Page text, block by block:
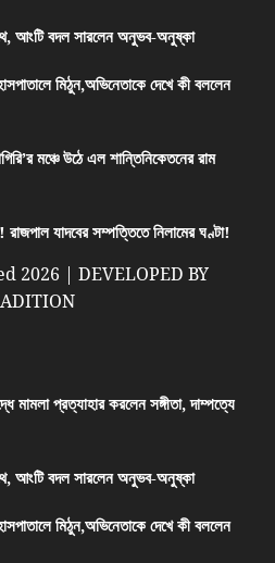
আংটি বদল সারলেন অনুভব-অনুষ্কা
মিঠুন,অভিনেতাকে দেখে কী বললেন
মঞ্চে উঠে এল শান্তিনিকেতনের রাম
যাদবের সম্পত্তিতে নিলামের ঘণ্টা!
2026 | DEVELOPED BY
মামলা প্রত্যাহার করলেন সঙ্গীতা, দাম্পত্যে
আংটি বদল সারলেন অনুভব-অনুষ্কা
মিঠুন,অভিনেতাকে দেখে কী বললেন